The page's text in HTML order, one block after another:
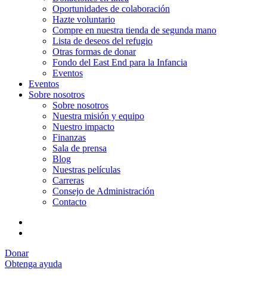
Oportunidades de colaboración
Hazte voluntario
Compre en nuestra tienda de segunda mano
Lista de deseos del refugio
Otras formas de donar
Fondo del East End para la Infancia
Eventos
Eventos
Sobre nosotros
Sobre nosotros
Nuestra misión y equipo
Nuestro impacto
Finanzas
Sala de prensa
Blog
Nuestras películas
Carreras
Consejo de Administración
Contacto
Donar
Obtenga ayuda